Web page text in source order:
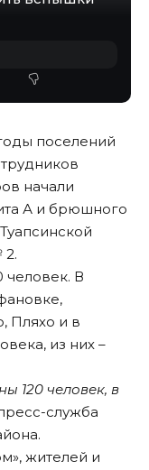
поселений
начали
А и брюшного
человек. В
Пляхо и в
из них –
120 человек, в
служба
жителей и